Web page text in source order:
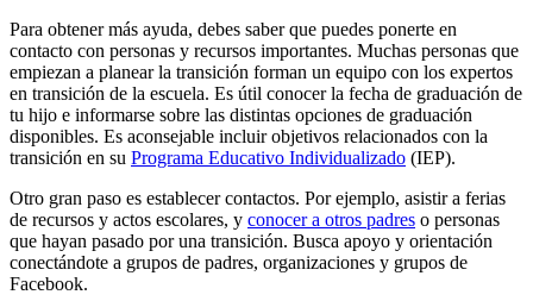
Para obtener más ayuda, debes saber que puedes ponerte en
contacto con personas y recursos importantes. Muchas personas que
empiezan a planear la transición forman un equipo con los expertos
en transición de la escuela. Es útil conocer la fecha de graduación de
tu hijo e informarse sobre las distintas opciones de graduación
disponibles. Es aconsejable incluir objetivos relacionados con la
transición en su Programa Educativo Individualizado (IEP).
Otro gran paso es establecer contactos. Por ejemplo, asistir a ferias
de recursos y actos escolares, y conocer a otros padres o personas
que hayan pasado por una transición. Busca apoyo y orientación
conectándote a grupos de padres, organizaciones y grupos de
Facebook.